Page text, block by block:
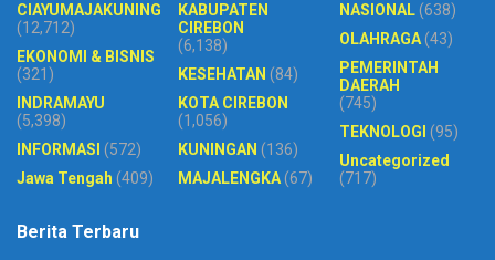
CIAYUMAJAKUNING
(12,712)
EKONOMI & BISNIS
(321)
INDRAMAYU
(5,398)
INFORMASI (572)
Jawa Tengah (409)
KABUPATEN
CIREBON
(6,138)
KESEHATAN (84)
KOTA CIREBON
(1,056)
KUNINGAN (136)
MAJALENGKA(67)
NASIONAL(638)
OLAHRAGA(43)
PEMERINTAH
DAERAH
(745)
TEKNOLOGI (95)
Uncategorized
(717)
Berita Terbaru